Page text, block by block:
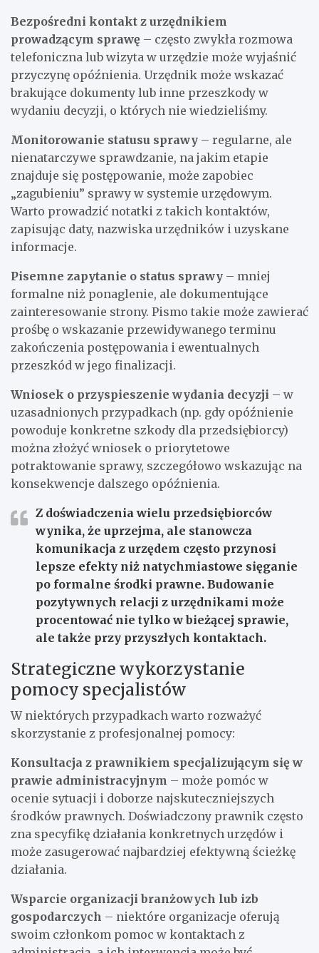
Bezpośredni kontakt z urzędnikiem
prowadzącym sprawę – często zwykła rozmowa
telefoniczna lub wizyta w urzędzie może wyjaśnić
przyczynę opóźnienia. Urzędnik może wskazać
brakujące dokumenty lub inne przeszkody w
wydaniu decyzji, o których nie wiedzieliśmy.
Monitorowanie statusu sprawy – regularne, ale
nienatarczywe sprawdzanie, na jakim etapie
znajduje się postępowanie, może zapobiec
„zagubieniu” sprawy w systemie urzędowym.
Warto prowadzić notatki z takich kontaktów,
zapisując daty, nazwiska urzędników i uzyskane
informacje.
Pisemne zapytanie o status sprawy – mniej
formalne niż ponaglenie, ale dokumentujące
zainteresowanie strony. Pismo takie może zawierać
prośbę o wskazanie przewidywanego terminu
zakończenia postępowania i ewentualnych
przeszkód w jego finalizacji.
Wniosek o przyspieszenie wydania decyzji – w
uzasadnionych przypadkach (np. gdy opóźnienie
powoduje konkretne szkody dla przedsiębiorcy)
można złożyć wniosek o priorytetowe
potraktowanie sprawy, szczegółowo wskazując na
konsekwencje dalszego opóźnienia.
Z doświadczenia wielu przedsiębiorców
wynika, że uprzejma, ale stanowcza
komunikacja z urzędem często przynosi
lepsze efekty niż natychmiastowe sięganie
po formalne środki prawne. Budowanie
pozytywnych relacji z urzędnikami może
procentować nie tylko w bieżącej sprawie,
ale także przy przyszłych kontaktach.
Strategiczne wykorzystanie
pomocy specjalistów
W niektórych przypadkach warto rozważyć
skorzystanie z profesjonalnej pomocy:
Konsultacja z prawnikiem specjalizującym się w
prawie administracyjnym – może pomóc w
ocenie sytuacji i doborze najskuteczniejszych
środków prawnych. Doświadczony prawnik często
zna specyfikę działania konkretnych urzędów i
może zasugerować najbardziej efektywną ścieżkę
działania.
Wsparcie organizacji branżowych lub izb
gospodarczych – niektóre organizacje oferują
swoim członkom pomoc w kontaktach z